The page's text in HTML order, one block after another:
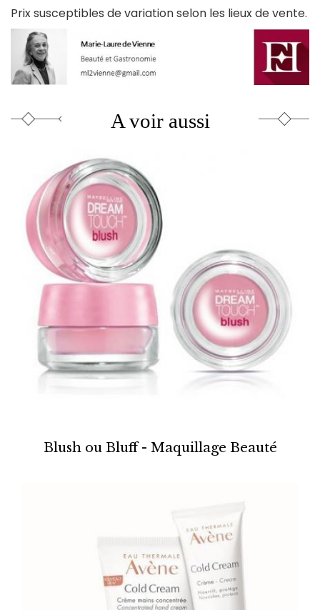
Prix susceptibles de variation selon les lieux de vente.
A voir aussi
Blush ou Bluff - Maquillage Beauté